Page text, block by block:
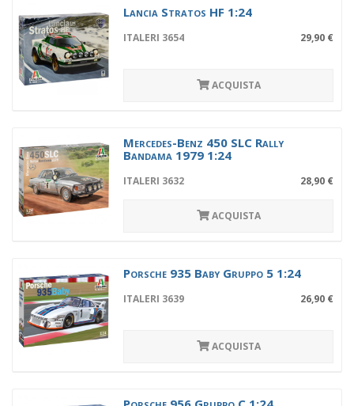
Lancia Stratos HF 1:24
ITALERI 3654 29,90 €
ACQUISTA
Mercedes-Benz 450 SLC Rally
Bandama 1979 1:24
ITALERI 3632 28,90 €
ACQUISTA
Porsche 935 Baby Gruppo 5 1:24
ITALERI 3639 26,90 €
ACQUISTA